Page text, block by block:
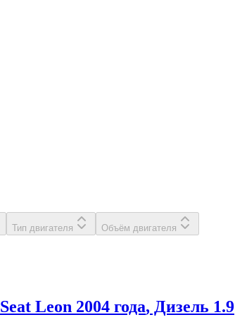
Тип двигателя
Объём двигателя
Seat Leon 2004 года, Дизель 1.9